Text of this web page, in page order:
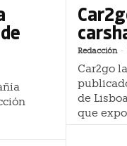
Redacción -
Car2go
de
que